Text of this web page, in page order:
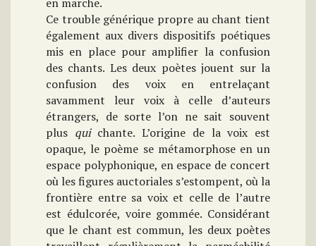
Ce trouble générique propre au chant tient
également aux divers dispositifs poétiques
mis en place pour amplifier la confusion
des chants. Les deux poètes jouent sur la
confusion des voix en entrelaçant
savamment leur voix à celle d’auteurs
étrangers, de sorte l’on ne sait souvent
plus quichante. L’origine de la voix est
opaque, le poème se métamorphose en un
espace polyphonique, en espace de concert
où les figures auctoriales s’estompent, où la
frontière entre sa voix et celle de l’autre
est édulcorée, voire gommée. Considérant
que le chant est commun, les deux poètes